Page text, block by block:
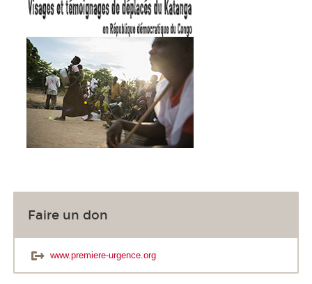
Faire un don
www.premiere-urgence.org